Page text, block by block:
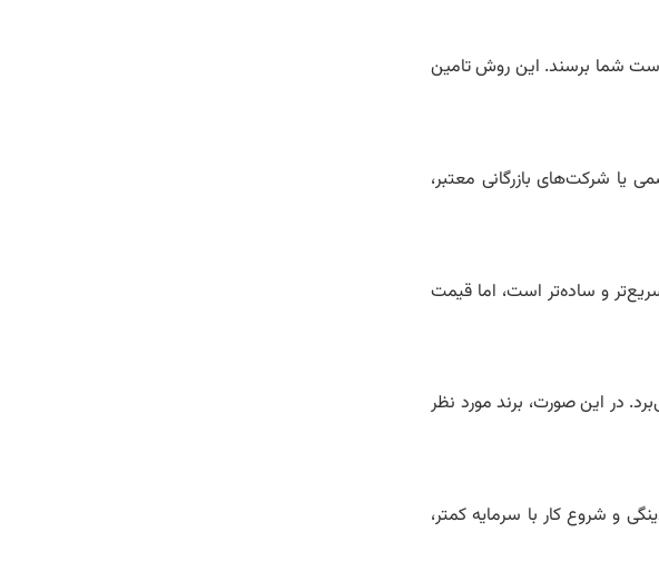
شما برسند. این روش تامین
یا شرکت‌های بازرگانی معتبر،
و ساده‌تر است، اما قیمت‌
در این صورت، برند مورد نظر
و شروع کار با سرمایه کمتر،